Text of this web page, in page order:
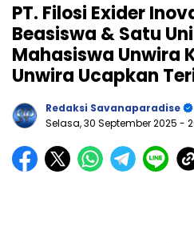
PT. Filosi Exider
Beasiswa & Satu
Mahasiswa Unwira
Unwira Ucapkan
Redaksi Savanaparadise
Selasa, 30 September 2025 -